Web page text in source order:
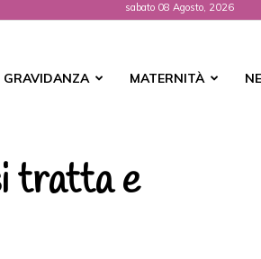
sabato 08 Agosto, 2026
GRAVIDANZA MATERNITÀ
tratta e